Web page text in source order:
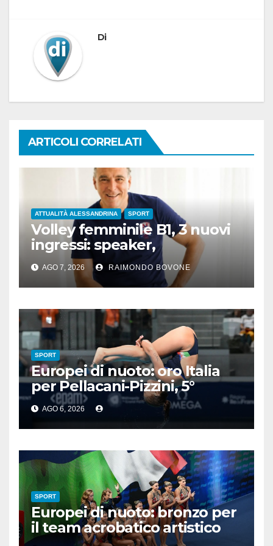
Di
ARTICOLI CORRELATI
ATTUALITÀ ALESSANDRINA SPORT
Volley femminile B1, 3 nuovi
ingressi: speaker,
preparatore atletico e team
manager
AGO 7, 2026 RAIMONDO BOVONE
SPORT
Europei di nuoto: oro Italia
per Pellacani-Pizzini, 5°
trionfo per Chiara
AGO 6, 2026
SPORT
Europei di nuoto: bronzo per
il team acrobatico artistico